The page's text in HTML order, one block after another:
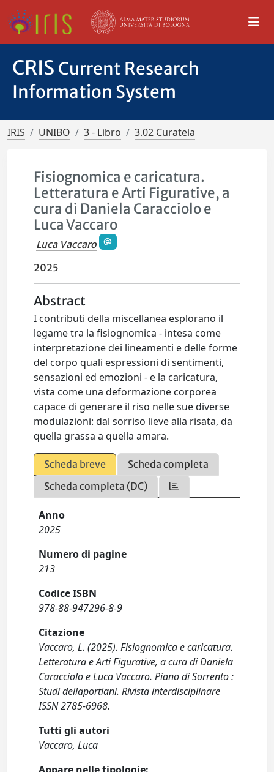
CRIS Current Research
Information System
IRIS UNIBO 3 - Libro 3.02 Curatela
Fisiognomica e caricatura.
Letteratura e Arti Figurative, a
cura di Daniela Caracciolo e
Luca Vaccaro
Luca Vaccaro
2025
Abstract
I contributi della miscellanea esplorano il
legame tra la fisiognomica - intesa come
interpretazione dei lineamenti e delle forme
del corpo quali espressioni di sentimenti,
sensazioni ed emozioni - e la caricatura,
vista come una deformazione corporea
capace di generare il riso nelle sue diverse
modulazioni: dal sorriso lieve alla risata, da
quella grassa a quella amara.
Scheda breve
Scheda completa
Scheda completa (DC)
Anno
2025
Numero di pagine
213
Codice ISBN
978-88-947296-8-9
Citazione
Vaccaro, L. (2025). Fisiognomica e caricatura.
Letteratura e Arti Figurative, a cura di Daniela
Caracciolo e Luca Vaccaro. Piano di Sorrento :
Studi dellaportiani. Rivista interdisciplinare
ISSN 2785-6968.
Tutti gli autori
Vaccaro, Luca